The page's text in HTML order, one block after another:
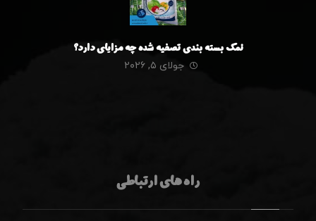
نمک بسته بندی تصفیه شده چه مزایای دارد؟
جولای ۵, ۲۰۲۶
راه های ارتباطی